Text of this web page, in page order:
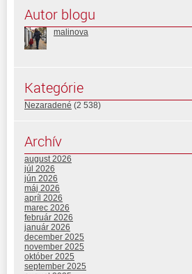
Autor blogu
malinova
Kategórie
Nezaradené (2 538)
Archív
august 2026
júl 2026
jún 2026
máj 2026
apríl 2026
marec 2026
február 2026
január 2026
december 2025
november 2025
október 2025
september 2025